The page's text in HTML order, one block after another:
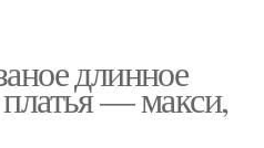
длинное
— макси,